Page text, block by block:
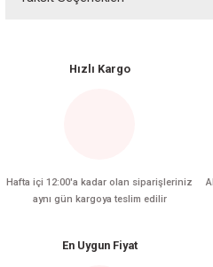
Hızlı Kargo
Hafta içi 12:00'a kadar olan siparişleriniz
aynı gün kargoya teslim edilir
En Uygun Fiyat